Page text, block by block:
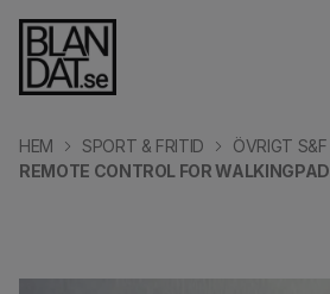
HEM SPORT & FRITID
ÖVRIGT S&F
REMOTE CONTROL FOR WALKINGPAD